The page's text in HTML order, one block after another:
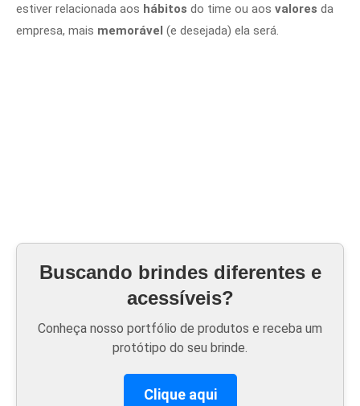
estiver relacionada aos hábitos do time ou aos valores da
empresa, mais memorável (e desejada) ela será.
Buscando brindes diferentes e
acessíveis?
Conheça nosso portfólio de produtos e receba um
protótipo do seu brinde.
Clique aqui